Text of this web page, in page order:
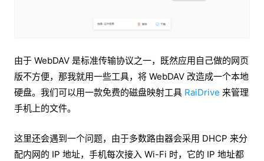
由于 WebDAV 是标准传输协议之一，既然应用自己做的网页
版不方便，那我就用一些工具，将 WebDAV 改造成一个本地
硬盘。我们可以用一款免费的磁盘映射工具 RaiDrive 来管理
手机上的文件。
这里还会遇到一个问题，由于多数路由器会采用 DHCP 来分
配内网的 IP 地址，手机每次接入 Wi-Fi 时，它的 IP 地址都